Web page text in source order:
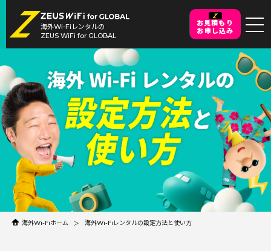
海外Wi-Fiレンタルの
ZEUS WiFi for GLOBAL
お見積もり
お申し込み
海外Wi-Fiホーム 海外Wi-Fiレンタルの設定方法と使い方